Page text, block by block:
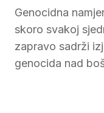
Genocidna
skoro svakoj
zapravo sadrži
genocida nad